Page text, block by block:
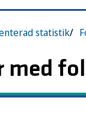
statistik
med